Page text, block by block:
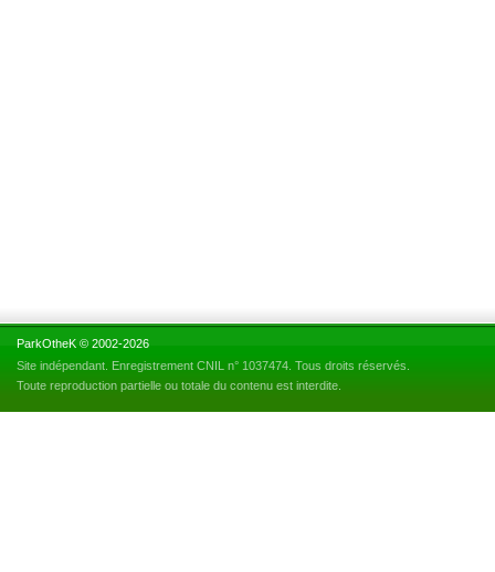
ParkOtheK © 2002-2026
Site indépendant. Enregistrement CNIL n° 1037474. Tous droits réservés.
Toute reproduction partielle ou totale du contenu est interdite.